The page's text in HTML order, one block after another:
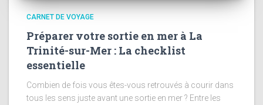
CARNET DE VOYAGE
Préparer votre sortie en mer à La
Trinité-sur-Mer : La checklist
essentielle
Combien de fois vous êtes-vous retrouvés à courir dans
tous les sens juste avant une sortie en mer ? Entre les